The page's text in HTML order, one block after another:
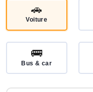
🚗
Voiture
🚌
Bus & car